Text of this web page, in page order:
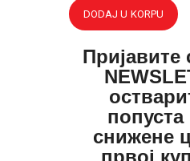
bila:
517.
390.
DODAJ U KORPU
Пријавите
снижене
првој